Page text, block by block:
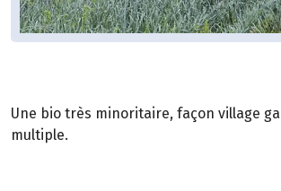
Une bio très minoritaire, façon village
multiple.